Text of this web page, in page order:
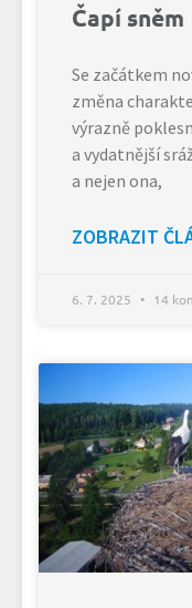
Čapí sněm
Se začátkem
změna
výrazně
a vydatnější
a nejen ona,
ZOBRAZIT
6. 7. 2025 14